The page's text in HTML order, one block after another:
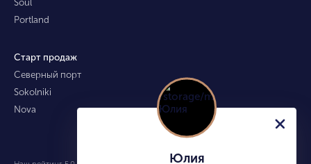
Portland
Старт продаж
Северный порт
Sokolniki
Nova
Юлия